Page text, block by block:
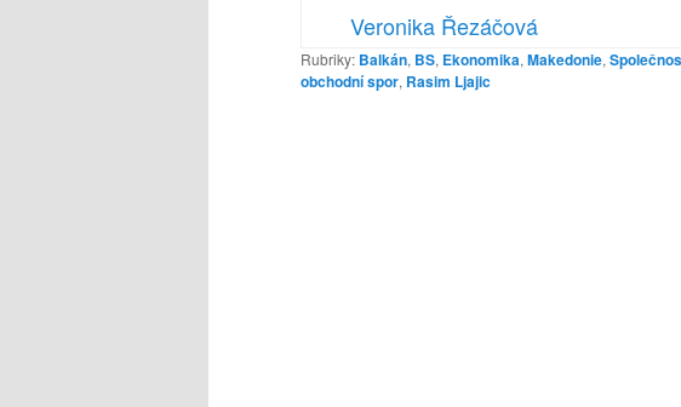
Veronika Řezáčová
Rubriky: Balkán, BS, Ekonomika, Makedonie,
obchodní spor, Rasim Ljajic